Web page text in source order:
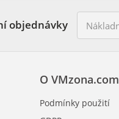
objednávky
O VMzona.com
Podmínky použití